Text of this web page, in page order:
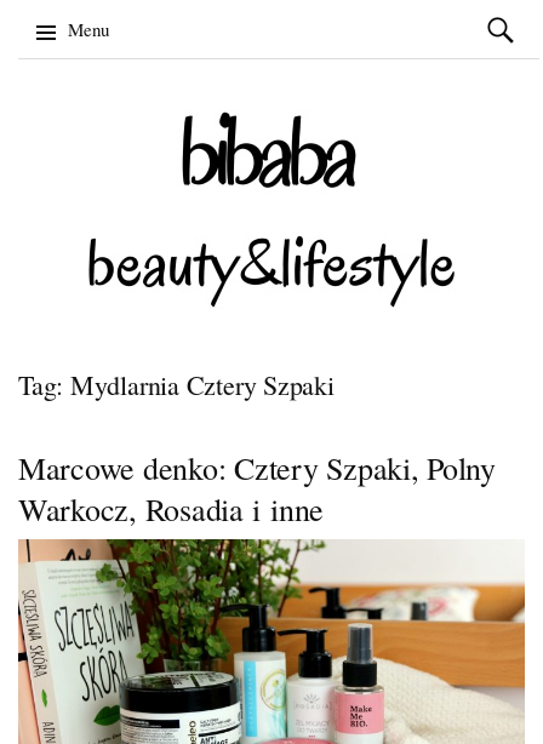
Menu
Szukaj:
Tag: Mydlarnia Cztery Szpaki
Marcowe denko: Cztery Szpaki, Polny
Warkocz, Rosadia i inne